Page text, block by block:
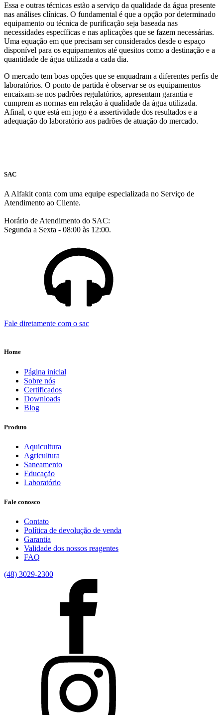
Essa e outras técnicas estão a serviço da qualidade da água presente
nas análises clínicas. O fundamental é que a opção por determinado
equipamento ou técnica de purificação seja baseada nas
necessidades específicas e nas aplicações que se fazem necessárias.
Uma equação em que precisam ser considerados desde o espaço
disponível para os equipamentos até quesitos como a destinação e a
quantidade de água utilizada a cada dia.
O mercado tem boas opções que se enquadram a diferentes perfis de
laboratórios. O ponto de partida é observar se os equipamentos
encaixam-se nos padrões regulatórios, apresentam garantia e
cumprem as normas em relação à qualidade da água utilizada.
Afinal, o que está em jogo é a assertividade dos resultados e a
adequação do laboratório aos padrões de atuação do mercado.
SAC
A Alfakit conta com uma equipe especializada no Serviço de
Atendimento ao Cliente.
Horário de Atendimento do SAC:
Segunda a Sexta - 08:00 às 12:00.
Fale diretamente com o sac
Home
Página inicial
Sobre nós
Certificados
Downloads
Blog
Produto
Aquicultura
Agricultura
Saneamento
Educação
Laboratório
Fale conosco
Contato
Política de devolução de venda
Garantia
Validade dos nossos reagentes
FAQ
(48) 3029-2300